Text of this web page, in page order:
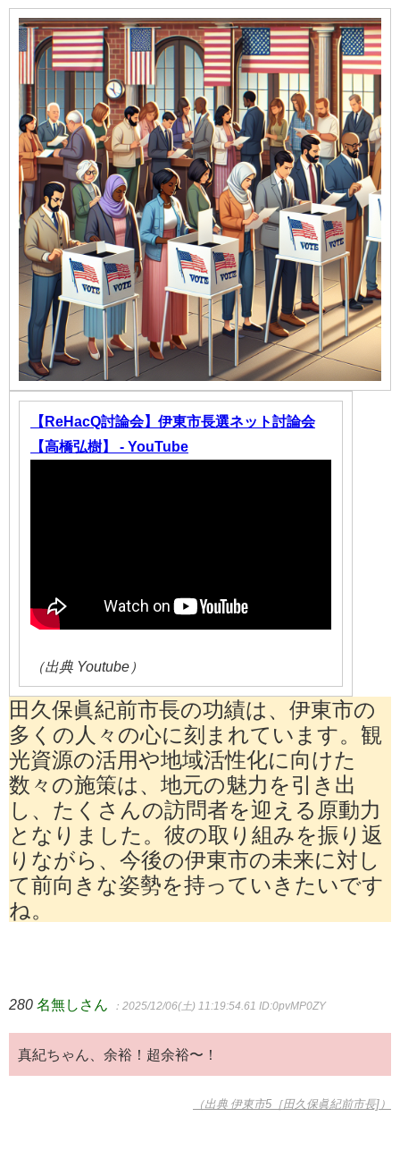
【ReHacQ討論会】伊東市長選ネット討論会
【高橋弘樹】 - YouTube
（出典 Youtube）
田久保眞紀前市長の功績は、伊東市の
多くの人々の心に刻まれています。観
光資源の活用や地域活性化に向けた
数々の施策は、地元の魅力を引き出
し、たくさんの訪問者を迎える原動力
となりました。彼の取り組みを振り返
りながら、今後の伊東市の未来に対し
て前向きな姿勢を持っていきたいです
ね。
280 名無しさん ：2025/12/06(土) 11:19:54.61 ID:0pvMP0ZY
真紀ちゃん、余裕！超余裕〜！
（出典 伊東市5［田久保眞紀前市長]）